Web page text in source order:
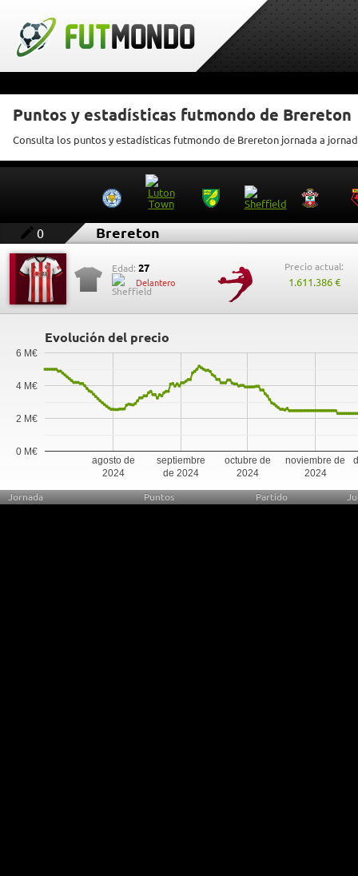
Puntos y estadísticas futmondo de Brereton
Consulta los puntos y estadísticas futmondo de Brereton jornada a
0 Brereton
Edad: 27
Delantero
Precio actual:
1.611.386 €
Evolución del precio
agosto de
2024
septiembre
de 2024
octubre de
2024
noviembre de
2024
0 M€
2 M€
4 M€
6 M€
Jornada Puntos Partido